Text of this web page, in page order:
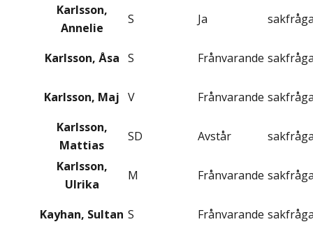
Karlsson,
Annelie
S Ja
Karlsson, Åsa S Frånvarande
Karlsson, Maj V Frånvarande
Karlsson,
Mattias
SD Avstår
Karlsson,
Ulrika
M Frånvarande
Kayhan, Sultan S Frånvarande